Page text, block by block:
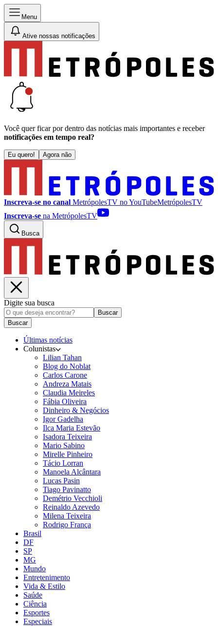
Menu
Ative nossas notificações
Você quer ficar por dentro das notícias mais importantes e receber
notificações em tempo real?
Eu quero! Agora não
Inscreva-se no canal MetrópolesTV noYouTubeMetrópolesTV
Inscreva-se na MetrópolesTV
Busca
Digite sua busca
Buscar
Buscar
Últimas notícias
Colunistas
Lilian Tahan
Blog do Noblat
Carlos Carone
Andreza Matais
Claudia Meireles
Fábia Oliveira
Dinheiro & Negócios
Igor Gadelha
Ilca Maria Estevão
Isadora Teixeira
Mario Sabino
Mirelle Pinheiro
Tácio Lorran
Manoela Alcântara
Lucas Pasin
Tiago Pavinatto
Demétrio Vecchioli
Reinaldo Azevedo
Milena Teixeira
Rodrigo França
Brasil
DF
SP
MG
Mundo
Entretenimento
Vida & Estilo
Saúde
Ciência
Esportes
Especiais